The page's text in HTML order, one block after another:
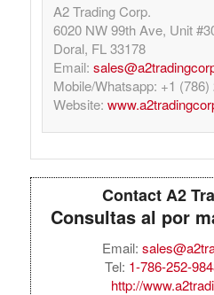
A2 Trading Corp.
6020 NW 99th Ave, Unit
Doral, FL 33178
Email:
Mobile/Whatsapp: +1 (786)
Website:
Contact A2
Consultas al por
Email:
Tel: 1-786-252-
http://